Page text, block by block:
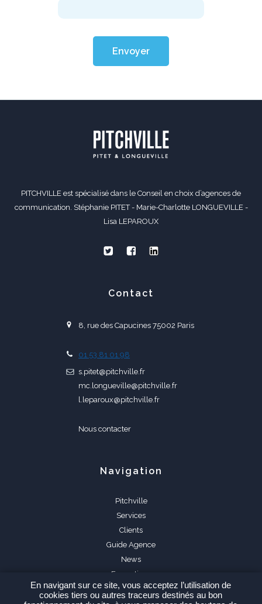
Envoyer
PITCHVILLE est spécialisé dans le Conseil en choix d’agences de
communication. Stéphanie PITET - Marie-Charlotte LONGUEVILLE -
Lisa LEPAROUX
Contact
8, rue des Capucines 75002 Paris
01 53 81 01 98
s.pitet@pitchville.fr
mc.longueville@pitchville.fr
l.leparoux@pitchville.fr
Nous contacter
Navigation
Pitchville
Services
Clients
Guide Agence
News
Formations
FAQ
En navigant sur ce site, vous acceptez l’utilisation de
cookies tiers ou autres traceurs destinés au bon